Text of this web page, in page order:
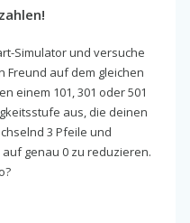
Simulator und versuche
Freund auf dem gleichen
einem 101, 301 oder 501
aus, die deinen
3 Pfeile und
genau 0 zu reduzieren.